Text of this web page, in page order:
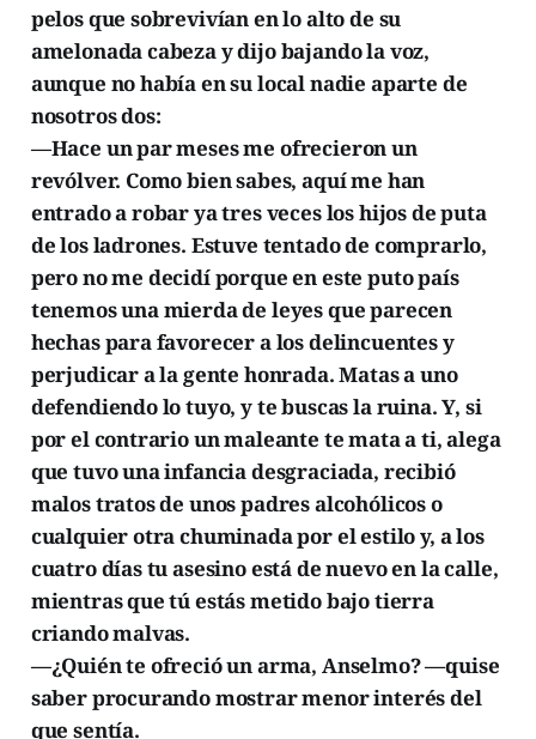
pelos que sobrevivían en lo alto de su
amelonada cabeza y dijo bajando la voz,
aunque no había en su local nadie aparte de
nosotros dos:
—Hace un par meses me ofrecieron un
revólver. Como bien sabes, aquí me han
entrado a robar ya tres veces los hijos de puta
de los ladrones. Estuve tentado de comprarlo,
pero no me decidí porque en este puto país
tenemos una mierda de leyes que parecen
hechas para favorecer a los delincuentes y
perjudicar a la gente honrada. Matas a uno
defendiendo lo tuyo, y te buscas la ruina. Y, si
por el contrario un maleante te mata a ti, alega
que tuvo una infancia desgraciada, recibió
malos tratos de unos padres alcohólicos o
cualquier otra chuminada por el estilo y, a los
cuatro días tu asesino está de nuevo en la calle,
mientras que tú estás metido bajo tierra
criando malvas.
—¿Quién te ofreció un arma, Anselmo? —quise
saber procurando mostrar menor interés del
que sentía.